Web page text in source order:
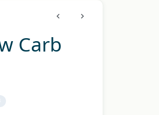
Carb